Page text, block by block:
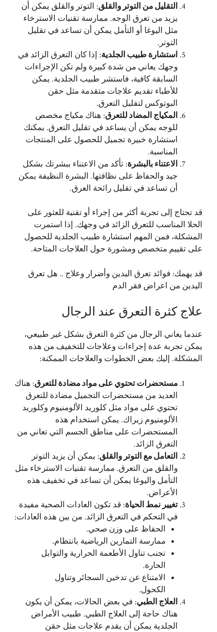
التقليل من التوتر والقلق: التوتر والقلق يمكن أن
يزيد من تعرق الوجه. ممارسة تقنيات الاسترخاء
مثل اليوغا أو التأمل يمكن أن تساعد في تقليل
التوتر.
استشارة طبيب الجلدية: إذا كان التعرق الزائد في
وجهك يعاني من شدة كبيرة ولم تكن الإجراءات
السابقة كافية، فاستشر طبيب الجلدية. يمكن
للأطباء تقديم علاجات متقدمة مثل حقن
البوتوكس لتقليل التعرق.
المكياج المضاد للتعرق: هناك مكياج مخصص
للوجه يمكن أن يساعد في تقليل التعرق. يمكنك
استشارة خبيرة تجميل للحصول على المنتجات
المناسبة.
الاعتناء بالبشرة: تأكد من الاعتناء ببشرتك بشكل
جيد والحفاظ على نظافتها. البشرة النظيفة يمكن
أن تساعد في تقليل رائحة العرق.
قد تحتاج إلى تجربة أكثر من إجراء أو تقنية للعثور على
الحلا المناسب للتعرق الزائد في وجهك. إذا استمرت
المشكلة، فمن المهم استشارة طبيب الجلدية للحصول
على تقييم متخصص ومشورة حول العلاجات المتاحة.
قد يهمك: فوائد تعرق اليدين وأضرار وعلاج .. هل تعرق
اليدين من اعراض فقر الدم
علاج كثرة التعرق عند الرجال
عندما يعاني الرجال من كثرة التعرق بشكل غير طبيعي،
يمكن تجربة عدة إجراءات وعلاجات للتخفيف من هذه
المشكلة. إليك بعض الخطوات والعلاجات الممكنة:
مستحضرات تحتوي على مواد مضادة للتعرق: هناك
العديد من مستحضرات التجميل مضادة للتعرق
تحتوي على مواد مثل كلوريد الألومنيوم وكلوريد
الألومنيوم زيراك. يمكن استخدام هذه
المستحضرات على مناطق الجسم التي تعاني من
التعرق الزائد.
التعامل مع التوتر والقلق: يمكن أن يزيد التوتر
والقلق من التعرق. ممارسة تقنيات الاسترخاء مثل
التأمل واليوغا يمكن أن تساعد في تخفيف هذه
الأعراض.
تغيير نمط الحياة: قد تكون العادات الصحية مفيدة
في التحكم في التعرق الزائد. من بين هذه العادات:
الحفاظ على وزن صحي.
ممارسة التمارين الرياضية بانتظام.
تجنب تناول الأطعمة الحرارية والتوابل
الحارة.
الامتناع عن تدخين السجائر وتناول
الكحول.
العلاج الطبي: في بعض الحالات، يمكن أن يكون
هناك حاجة إلى العلاج الطبي. طبيب الأمراض
الجلدية يمكن أن يقدم علاجات مثل حقن